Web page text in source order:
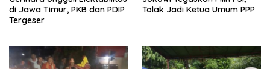
di Jawa Timur, PKB dan PDIP
Tergeser
Tolak Jadi Ketua Umum PPP